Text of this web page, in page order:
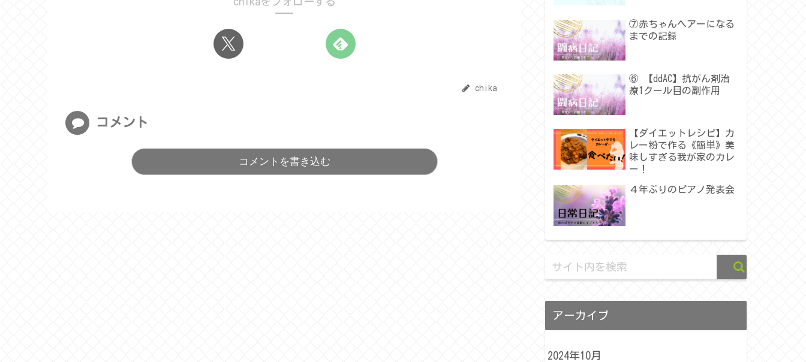
chika
コメント
コメントを書き込む
⑦赤ちゃんヘアーになる
までの記録
⑥ 【ddAC】抗がん剤治
療1クール目の副作用
【ダイエットレシピ】カ
レー粉で作る《簡単》美
味しすぎる我が家のカレ
ー！
４年ぶりのピアノ発表会
アーカイブ
2024年10月